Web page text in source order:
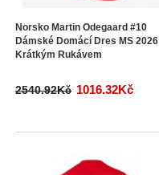
Norsko Martin Odegaard #10
Dámské Domácí Dres MS 2026
Krátkým Rukávem
2540.92Kč 1016.32Kč